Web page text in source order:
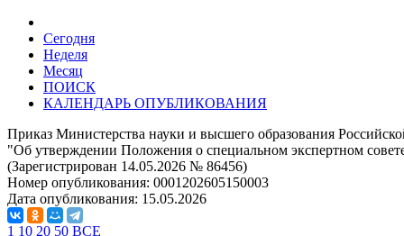
Сегодня
Неделя
Месяц
ПОИСК
КАЛЕНДАРЬ ОПУБЛИКОВАНИЯ
Приказ Министерства науки и высшего образования
"Об утверждении Положения о специальном экспертном
(Зарегистрирован 14.05.2026 № 86456)
Номер опубликования: 0001202605150003
Дата опубликования: 15.05.2026
1 10 20 50 ВСЕ